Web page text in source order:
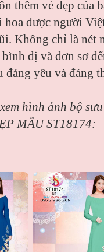
thêm vẻ đẹp của
hoa được người
Không chỉ là nét
bình dị và đơn sơ
đáng yêu và đáng
hình ảnh bộ
MẪU ST18174: